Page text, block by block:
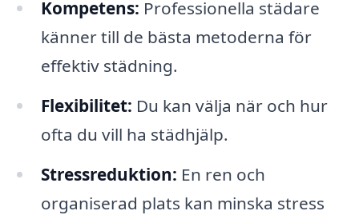
Kompetens: Professionella städare
känner till de bästa metoderna för
effektiv städning.
Flexibilitet: Du kan välja när och hur
ofta du vill ha städhjälp.
Stressreduktion: En ren och
organiserad plats kan minska stress